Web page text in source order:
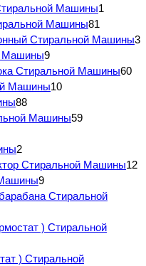
Машины1
Машины81
Стиральной Машины3
Машины9
Стиральной Машины60
Машины10
88
Машины59
2
Стиральной Машины12
9
Стиральной
) Стиральной
) Стиральной